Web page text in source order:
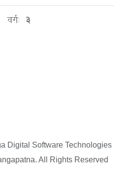
वर्गः ३
Digital Software Technologies
All Rights Reserved